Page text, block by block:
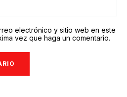
electrónico y sitio web en este
vez que haga un comentario.